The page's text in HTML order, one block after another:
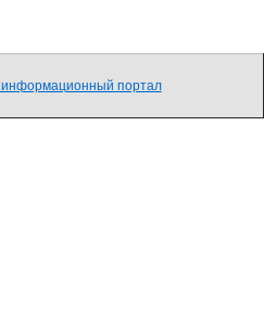
информационный портал